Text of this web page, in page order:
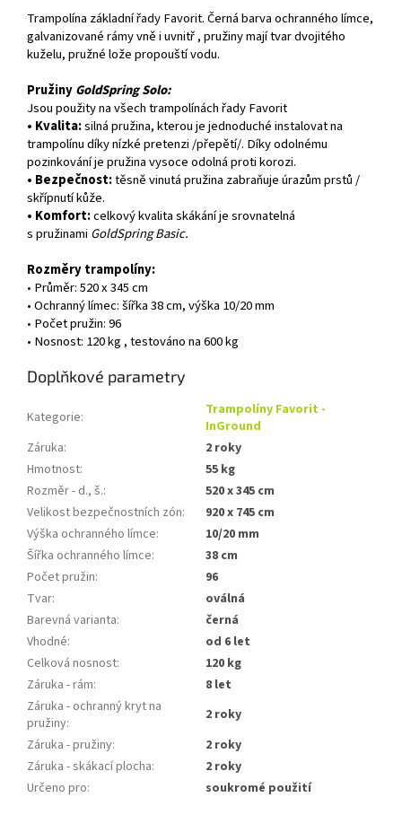
Trampolína základní řady Favorit. Černá barva ochranného límce,
galvanizované rámy vně i uvnitř , pružiny mají tvar dvojitého
kuželu, pružné lože propouští vodu.
PružinyGoldSpring Solo:
Jsou použity na všech trampolínách řady Favorit
• Kvalita:silná pružina, kterou je jednoduché instalovat na
trampolínu díky nízké pretenzi /přepětí/. Díky odolnému
pozinkování je pružina vysoce odolná proti korozi.
• Bezpečnost:těsně vinutá pružina zabraňuje úrazům prstů /
skřípnutí kůže.
• Komfort:celkový kvalita skákání je srovnatelná
s pružinami GoldSpring Basic.
Rozměry trampolíny:
• Průměr: 520 x 345 cm
• Ochranný límec: šířka 38 cm, výška 10/20 mm
• Počet pružin: 96
• Nosnost: 120 kg , testováno na 600 kg
Doplňkové parametry
Kategorie:
Trampolíny Favorit -
InGround
Záruka:
2 roky
Hmotnost:
55 kg
Rozměr - d., š.:
520 x 345 cm
Velikost bezpečnostních zón:
920 x 745 cm
Výška ochranného límce:
10/20 mm
Šířka ochranného límce:
38 cm
Počet pružin:
96
Tvar:
oválná
Barevná varianta:
černá
Vhodné:
od 6 let
Celková nosnost:
120 kg
Záruka - rám:
8 let
Záruka - ochranný kryt na
pružiny:
2 roky
Záruka - pružiny:
2 roky
Záruka - skákací plocha:
2 roky
Určeno pro: soukromé použití